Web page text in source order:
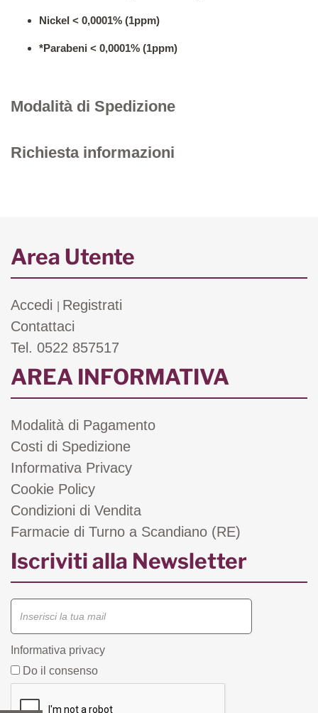
Nickel < 0,0001% (1ppm)
*Parabeni < 0,0001% (1ppm)
Modalità di Spedizione
Richiesta informazioni
Area Utente
Accedi
Registrati
Contattaci
Tel. 0522 857517
AREA INFORMATIVA
Modalità di Pagamento
Costi di Spedizione
Informativa Privacy
Cookie Policy
Condizioni di Vendita
Farmacie di Turno a Scandiano (RE)
Iscriviti alla Newsletter
Informativa privacy
Do il consenso